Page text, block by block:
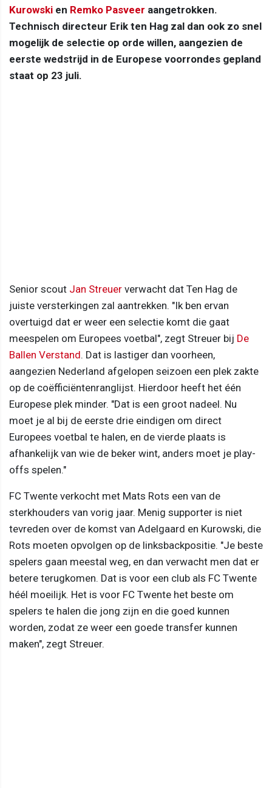
Kurowski en Remko Pasveer aangetrokken.
Technisch directeur Erik ten Hag zal dan ook zo snel
mogelijk de selectie op orde willen, aangezien de
eerste wedstrijd in de Europese voorrondes gepland
staat op 23 juli.
Senior scout Jan Streuer verwacht dat Ten Hag de
juiste versterkingen zal aantrekken. "Ik ben ervan
overtuigd dat er weer een selectie komt die gaat
meespelen om Europees voetbal", zegt Streuer bij De
Ballen Verstand. Dat is lastiger dan voorheen,
aangezien Nederland afgelopen seizoen een plek zakte
op de coëfficiëntenranglijst. Hierdoor heeft het één
Europese plek minder. "Dat is een groot nadeel. Nu
moet je al bij de eerste drie eindigen om direct
Europees voetbal te halen, en de vierde plaats is
afhankelijk van wie de beker wint, anders moet je play-
offs spelen."
FC Twente verkocht met Mats Rots een van de
sterkhouders van vorig jaar. Menig supporter is niet
tevreden over de komst van Adelgaard en Kurowski, die
Rots moeten opvolgen op de linksbackpositie. "Je beste
spelers gaan meestal weg, en dan verwacht men dat er
betere terugkomen. Dat is voor een club als FC Twente
héél moeilijk. Het is voor FC Twente het beste om
spelers te halen die jong zijn en die goed kunnen
worden, zodat ze weer een goede transfer kunnen
maken", zegt Streuer.